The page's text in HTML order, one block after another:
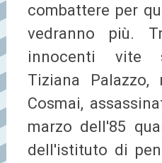
combattere per
vedranno più.
innocenti vite
Tiziana
Cosmai,
marzo dell'85
dell'istituto di